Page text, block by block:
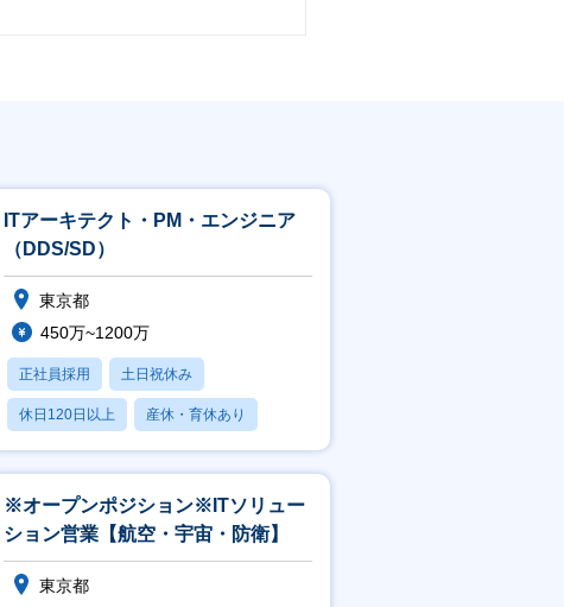
ITアーキテクト・PM・エンジニア
（DDS/SD）
東京都
450万~1200万
正社員採用 土日祝休み
休日120日以上 産休・育休あり
月残業20時間以内
※オープンポジション※ITソリュー
ション営業【航空・宇宙・防衛】
東京都